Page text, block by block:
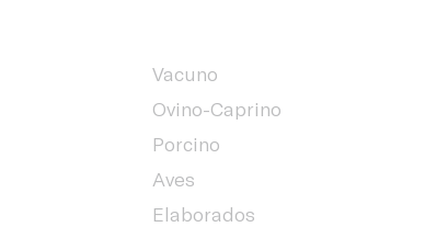
Vacuno
Ovino-Caprino
Porcino
Aves
Elaborados